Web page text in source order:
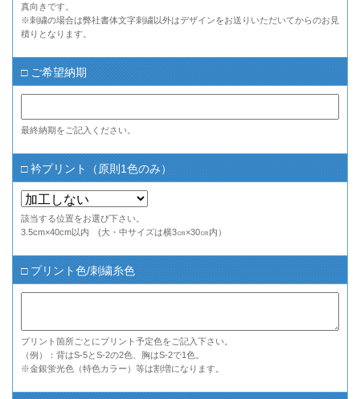
真向きです。
※刺繍の場合は弊社書体文字刺繍以外はデザインをお送りいただいてからのお見
積りとなります。
□ ご希望納期
最終納期をご記入ください。
□ 衿プリント（原則1色のみ）
該当する位置をお選び下さい。
3.5cm×40cm以内 (大・中サイズは横3㎝×30㎝内）
□ プリント色/刺繍糸色
プリント箇所ごとにプリント予定色をご記入下さい。
（例）：背はS-5とS-2の2色、胸はS-2で1色。
※金銀蛍光色（特色カラー）等は割増になります。